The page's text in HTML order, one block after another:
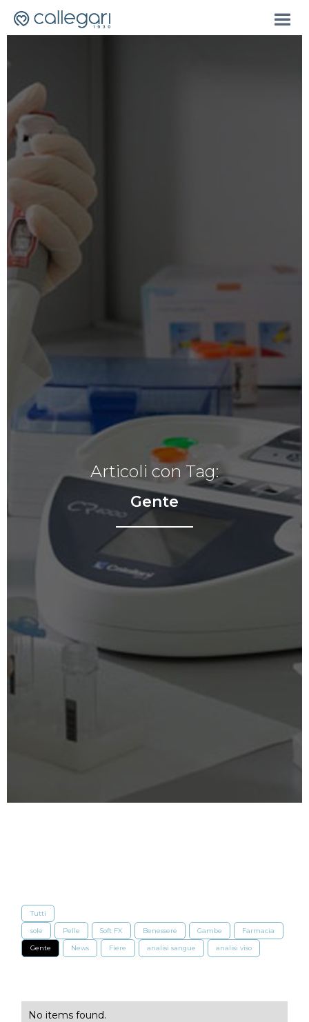
Articoli con Tag:
Gente
Tutti
sole Pelle Soft FX Benessere Gambe Farmacia
Gente News Fiere analisi sangue analisi viso
No items found.